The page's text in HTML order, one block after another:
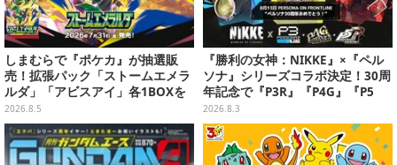
しまむらで『ポケカ』が抽選販
売！拡張パック「ストームエメラ
ルダ」「アビスアイ」各1BOXを
ラインナップ
2026.8.5
『勝利の女神：NIKKE』×『ペル
ソナ』シリーズコラボ決定！30周
年記念で『P3R』『P4G』『P5
R』の3作品参戦
2026.8.3